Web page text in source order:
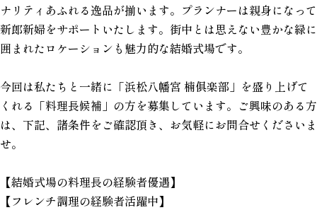
ナリティあふれる逸品が揃います。プランナーは親身になって
新郎新婦をサポートいたします。街中とは思えない豊かな緑に
囲まれたロケーションも魅力的な結婚式場です。
今回は私たちと一緒に「浜松八幡宮 楠俱楽部」 を盛り上げて
くれる「料理長候補」の方を募集しています。ご興味のある方
は、下記、諸条件をご確認頂き、お気軽にお問合せくださいま
せ。
【結婚式場の料理長の経験者優遇】
【フレンチ調理の経験者活躍中】